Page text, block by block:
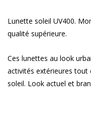
Lunette soleil UV400.
qualité supérieure.
Ces lunettes au look
activités extérieures tout
soleil. Look actuel et